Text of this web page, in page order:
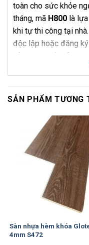
toàn cho sức khỏe
tháng, mã H800 là
khi tự thi công tại
độc lập hoặc đăng
của
Nội Thất Bảo
Thông Số Kỹ Thuật
Thông số
Tên sản phẩm
Mã sản phẩm
Thương hiệu
Loại sản phẩm
Kích thước
tấm/hộp
SẢN PHẨM TƯƠNG
Sàn nhựa hèm khóa
4mm S472